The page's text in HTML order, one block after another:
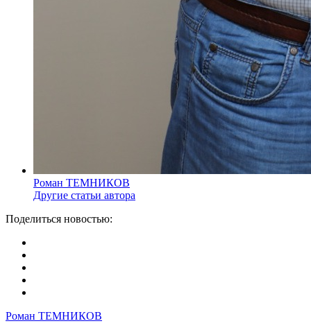
Роман ТЕМНИКОВ
Другие статьи автора
Поделиться новостью:
Роман ТЕМНИКОВ